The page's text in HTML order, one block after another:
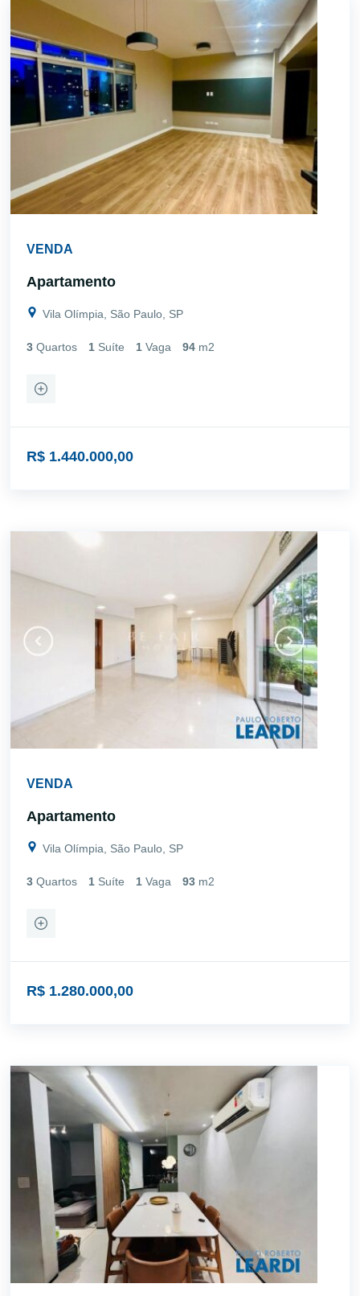
VENDA
Apartamento
Vila Olímpia, São Paulo, SP
3 Quartos 1 Suíte 1 Vaga 94 m2
R$ 1.440.000,00
VENDA
Apartamento
Vila Olímpia, São Paulo, SP
3 Quartos 1 Suíte 1 Vaga 93 m2
R$ 1.280.000,00